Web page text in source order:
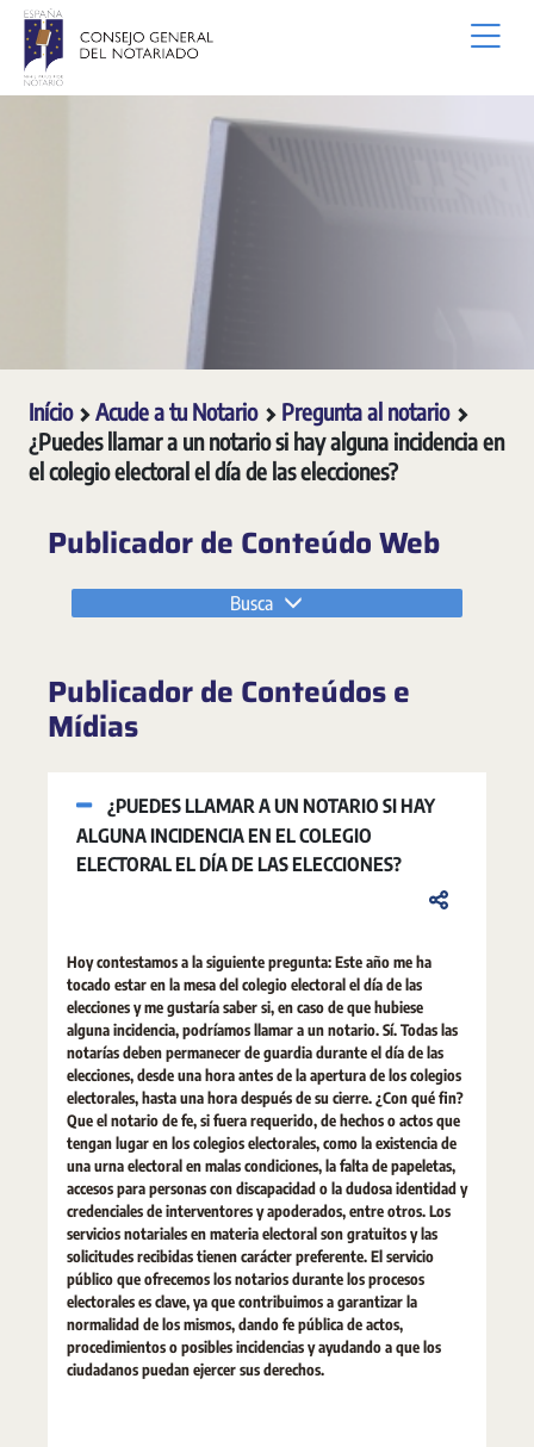
Pular para o Conteúdo principal
Início Acude a tu Notario
Pregunta al notario
¿Puedes llamar a un notario si hay alguna incidencia en
el colegio electoral el día de las elecciones?
Publicador de Conteúdo Web
Busca
Publicador de Conteúdos e
Mídias
¿PUEDES LLAMAR A UN NOTARIO SI HAY
ALGUNA INCIDENCIA EN EL COLEGIO
ELECTORAL EL DÍA DE LAS ELECCIONES?
Hoy contestamos a la siguiente pregunta: Este año me ha
tocado estar en la mesa del colegio electoral el día de las
elecciones y me gustaría saber si, en caso de que hubiese
alguna incidencia, podríamos llamar a un notario. Sí. Todas las
notarías deben permanecer de guardia durante el día de las
elecciones, desde una hora antes de la apertura de los colegios
electorales, hasta una hora después de su cierre. ¿Con qué fin?
Que el notario de fe, si fuera requerido, de hechos o actos que
tengan lugar en los colegios electorales, como la existencia de
una urna electoral en malas condiciones, la falta de papeletas,
accesos para personas con discapacidad o la dudosa identidad y
credenciales de interventores y apoderados, entre otros. Los
servicios notariales en materia electoral son gratuitos y las
solicitudes recibidas tienen carácter preferente. El servicio
público que ofrecemos los notarios durante los procesos
electorales es clave, ya que contribuimos a garantizar la
normalidad de los mismos, dando fe pública de actos,
procedimientos o posibles incidencias y ayudando a que los
ciudadanos puedan ejercer sus derechos.